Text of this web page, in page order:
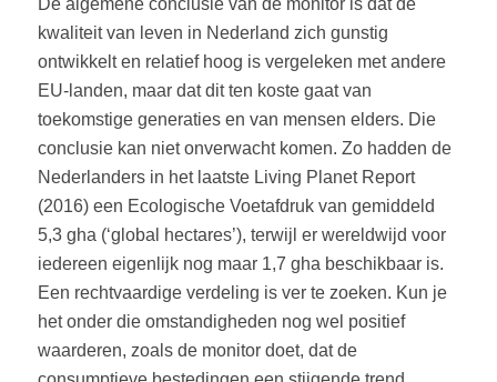
kwaliteit van leven in Nederland zich gunstig
ontwikkelt en relatief hoog is vergeleken met andere
EU-landen, maar dat dit ten koste gaat van
toekomstige generaties en van mensen elders. Die
conclusie kan niet onverwacht komen. Zo hadden de
Nederlanders in het laatste Living Planet Report
(2016) een Ecologische Voetafdruk van gemiddeld
5,3 gha (‘global hectares’), terwijl er wereldwijd voor
iedereen eigenlijk nog maar 1,7 gha beschikbaar is.
Een rechtvaardige verdeling is ver te zoeken. Kun je
het onder die omstandigheden nog wel positief
waarderen, zoals de monitor doet, dat de